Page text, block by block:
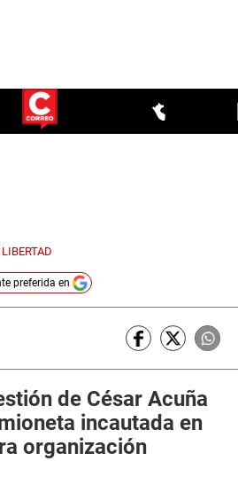
preferida en
de César Acuña
incautada en
organización